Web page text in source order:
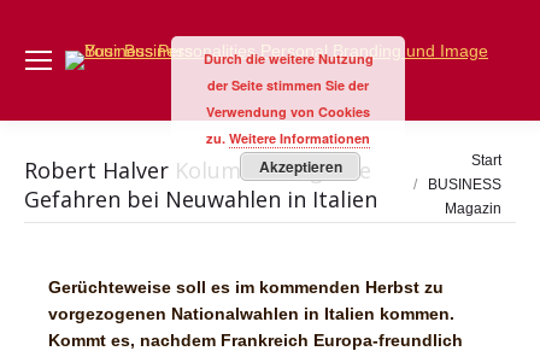
Robert Halver Kolumne: Mögliche
Gefahren bei Neuwahlen in Italien
Sie befinden sich
hier:
Start
BUSINESS
Magazin
Gerüchteweise soll es im kommenden Herbst zu
vorgezogenen Nationalwahlen in Italien kommen.
Kommt es, nachdem Frankreich Europa-freundlich
Durch die weitere Nutzung
der Seite stimmen Sie der
Verwendung von Cookies
zu. Weitere Informationen
Akzeptieren